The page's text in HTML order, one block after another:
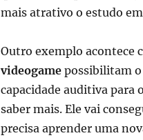
mais atrativo o estudo
Outro exemplo acontece
videogamepossibilitam o
capacidade auditiva para
saber mais. Ele vai
precisa aprender uma